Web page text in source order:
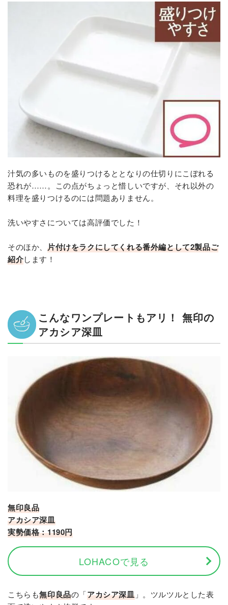
汁気の多いものを盛りつけるととなりの仕切りにこぼれる
恐れが……。この点がちょっと惜しいですが、それ以外の
料理を盛りつけるのには問題ありません。
洗いやすさについては高評価でした！
そのほか、 片付けをラクにしてくれる番外編として2製品ご
紹介します！
こんなワンプレートもアリ！ 無印の
アカシア深皿
無印良品
アカシア深皿
実勢価格：1190円
LOHACOで見る
こちらも無印良品の「アカシア深皿」。ツルツルとした表